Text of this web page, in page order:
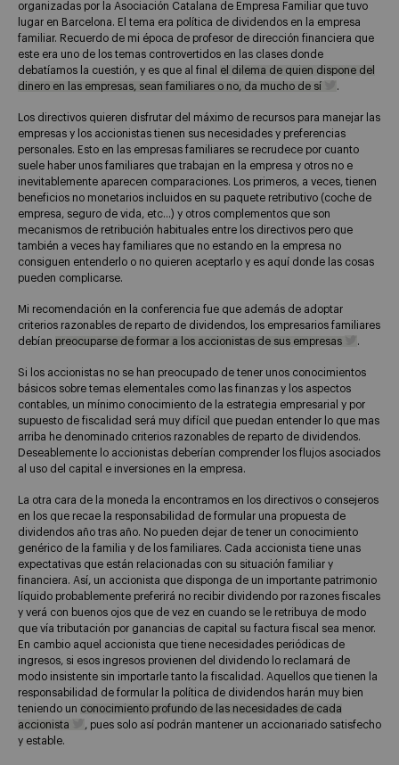
organizadas por la Asociación Catalana de Empresa Familiar que tuvo
lugar en Barcelona. El tema era política de dividendos en la empresa
familiar. Recuerdo de mi época de profesor de dirección financiera que
este era uno de los temas controvertidos en las clases donde
debatíamos la cuestión, y es que al final el dilema de quien dispone del
dinero en las empresas, sean familiares o no, da mucho de sí
.
Los directivos quieren disfrutar del máximo de recursos para manejar las
empresas y los accionistas tienen sus necesidades y preferencias
personales. Esto en las empresas familiares se recrudece por cuanto
suele haber unos familiares que trabajan en la empresa y otros no e
inevitablemente aparecen comparaciones. Los primeros, a veces, tienen
beneficios no monetarios incluidos en su paquete retributivo (coche de
empresa, seguro de vida, etc…) y otros complementos que son
mecanismos de retribución habituales entre los directivos pero que
también a veces hay familiares que no estando en la empresa no
consiguen entenderlo o no quieren aceptarlo y es aquí donde las cosas
pueden complicarse.
Mi recomendación en la conferencia fue que además de adoptar
criterios razonables de reparto de dividendos, los empresarios familiares
debían preocuparse de formar a los accionistas de sus empresas .
Si los accionistas no se han preocupado de tener unos conocimientos
básicos sobre temas elementales como las finanzas y los aspectos
contables, un mínimo conocimiento de la estrategia empresarial y por
supuesto de fiscalidad será muy difícil que puedan entender lo que mas
arriba he denominado criterios razonables de reparto de dividendos.
Deseablemente lo accionistas deberían comprender los flujos asociados
al uso del capital e inversiones en la empresa.
La otra cara de la moneda la encontramos en los directivos o consejeros
en los que recae la responsabilidad de formular una propuesta de
dividendos año tras año. No pueden dejar de tener un conocimiento
genérico de la familia y de los familiares. Cada accionista tiene unas
expectativas que están relacionadas con su situación familiar y
financiera. Así, un accionista que disponga de un importante patrimonio
líquido probablemente preferirá no recibir dividendo por razones fiscales
y verá con buenos ojos que de vez en cuando se le retribuya de modo
que vía tributación por ganancias de capital su factura fiscal sea menor.
En cambio aquel accionista que tiene necesidades periódicas de
ingresos, si esos ingresos provienen del dividendo lo reclamará de
modo insistente sin importarle tanto la fiscalidad. Aquellos que tienen la
responsabilidad de formular la política de dividendos harán muy bien
teniendo un conocimiento profundo de las necesidades de cada
accionista
, pues solo así podrán mantener un accionariado satisfecho
y estable.